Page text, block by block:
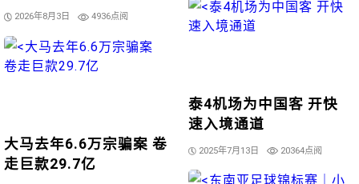
2026年8月3日 4936点阅
泰4机场为中国客 开快
速入境通道
2025年7月13日 20364点阅
大马去年6.6万宗骗案 卷
走巨款29.7亿